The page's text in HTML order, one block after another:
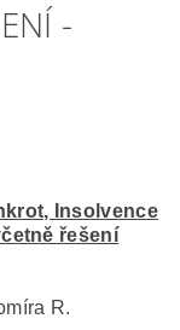
-
Insolvence
řešení
R.